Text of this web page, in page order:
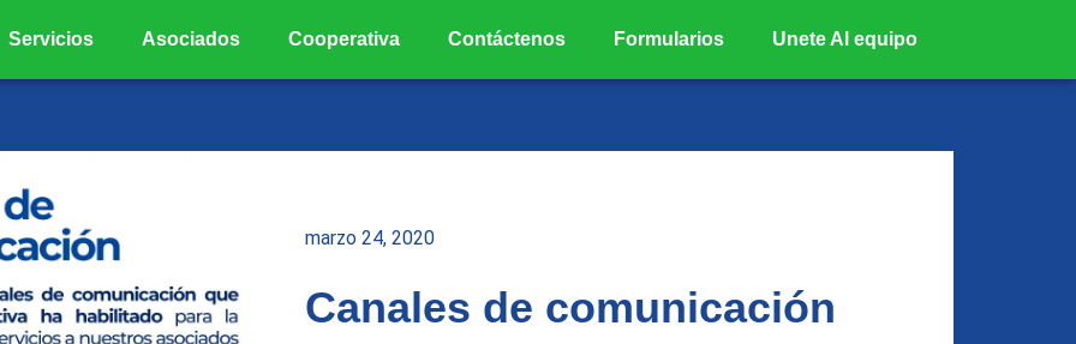
Servicios Asociados Cooperativa Contáctenos Formularios Unete Al equipo
marzo 24, 2020
Canales de comunicación